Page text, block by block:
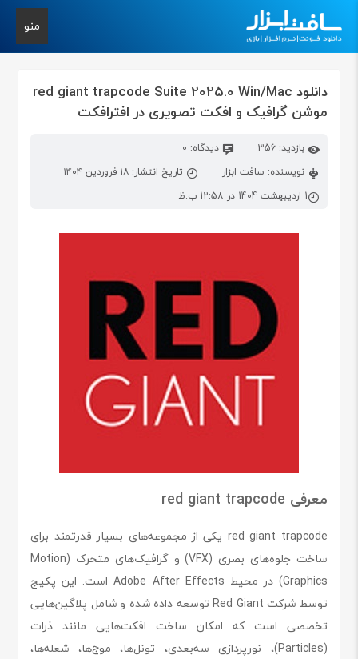
منو
دانلود red giant trapcode Suite 2025.0 Win/Mac
موشن گرافیک و افکت تصویری در افترافکت
بازدید: 356
دیدگاه: 0
نویسنده: سافت ابزار
تاریخ انتشار: ۱۸ فروردین ۱۴۰۴
1 اردیبهشت 1404 در 12:58 ب.ظ
معرفی red giant trapcode
red giant trapcode یکی از مجموعه‌های بسیار قدرتمند برای
ساخت جلوه‌های بصری (VFX) و گرافیک‌های متحرک (Motion
Graphics) در محیط Adobe After Effects است. این پکیج
توسط شرکت Red Giant توسعه داده شده و شامل پلاگین‌هایی
تخصصی است که امکان ساخت افکت‌هایی مانند ذرات
(Particles)، نورپردازی سه‌بعدی، تونل‌ها، موج‌ها، شعله‌ها،